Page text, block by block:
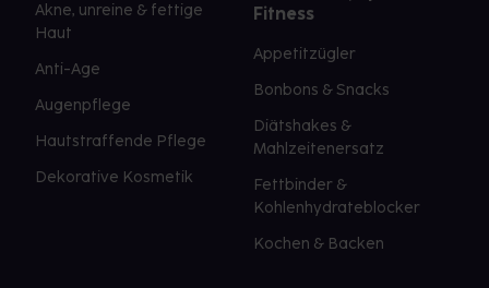
Akne, unreine & fettige
Haut
Anti-Age
Augenpflege
Hautstraffende Pflege
Dekorative Kosmetik
Fitness
Appetitzügler
Bonbons & Snacks
Diätshakes &
Mahlzeitenersatz
Fettbinder &
Kohlenhydrateblocker
Kochen & Backen